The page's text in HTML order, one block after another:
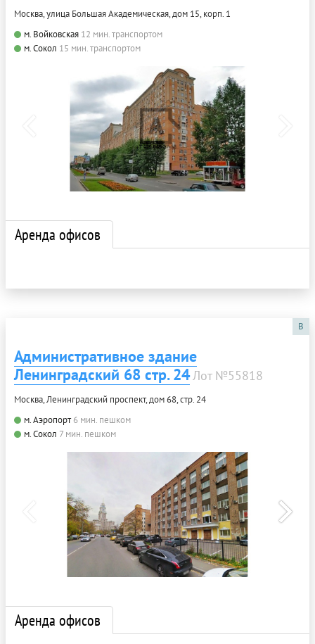
Москва, улица Большая Академическая, дом 15, корп. 1
м. Войковская 12 мин. транспортом
м. Сокол 15 мин. транспортом
Аренда офисов
B
Административное здание
Ленинградский 68 стр. 24Лот №55818
Москва, Ленинградский проспект, дом 68, стр. 24
м. Аэропорт 6 мин. пешком
м. Сокол 7 мин. пешком
Аренда офисов